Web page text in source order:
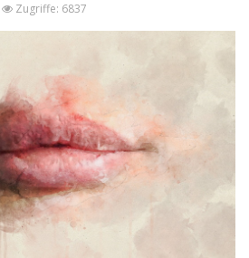
Zugriffe: 6837